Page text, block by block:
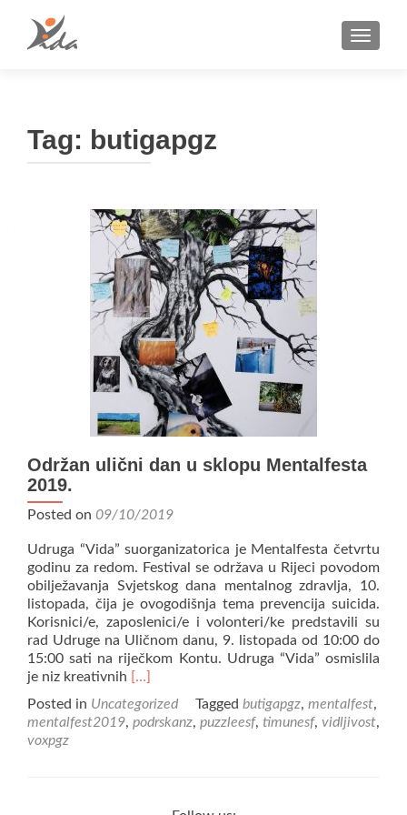
Tag: butigapgz
Održan ulični dan u sklopu Mentalfesta
2019.
Posted on 09/10/2019
Udruga “Vida” suorganizatorica je Mentalfesta četvrtu
godinu za redom. Festival se održava u Rijeci povodom
obilježavanja Svjetskog dana mentalnog zdravlja, 10.
listopada, čija je ovogodišnja tema prevencija suicida.
Korisnici/e, zaposlenici/e i volonteri/ke predstavili su
rad Udruge na Uličnom danu, 9. listopada od 10:00 do
15:00 sati na riječkom Kontu. Udruga “Vida” osmislila
je niz kreativnih Read
about
Održan
[…]
Posted in Uncategorized Tagged butigapgz, mentalfest,
mentalfest2019, podrskanz, puzzleesf, timunesf, vidljivost,
voxpgz